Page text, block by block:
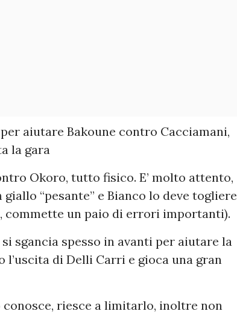
aiutare Bakoune contro Cacciamani,
la gara
Okoro, tutto fisico. E’ molto attento,
“pesante” e Bianco lo deve togliere
commette un paio di errori importanti).
sgancia spesso in avanti per aiutare la
di Delli Carri e gioca una gran
riesce a limitarlo, inoltre non